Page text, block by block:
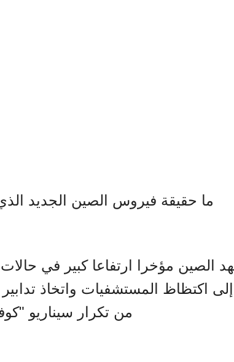
ما حقيقة فيروس الصين الجديد
إلى اكتظاظ المستشفيات واتخاذ
من تكرار سيناريو "كوفيد